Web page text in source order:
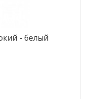
- белый